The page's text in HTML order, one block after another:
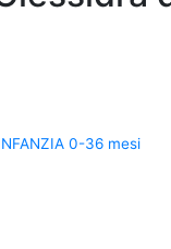
0-36 mesi